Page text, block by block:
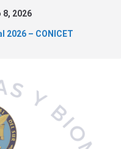
2026
– CONICET
de políticas
a la comunidad